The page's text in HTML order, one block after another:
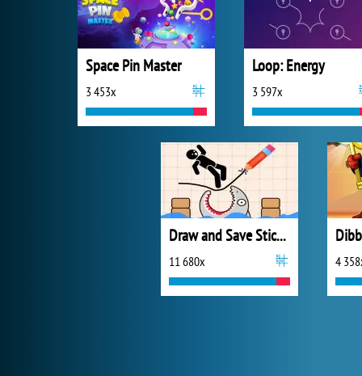
Space Pin Master
3 453x
Loop: Energy
3 597x
Draw and Save Stickman
11 680x 4